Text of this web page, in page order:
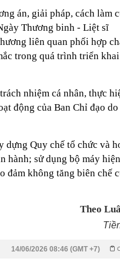
án, giải pháp, cách làm
Thương binh - Liệt sĩ
liên quan phối hợp
trong quá trình triển
nhiệm cá nhân, thực
động của Ban Chỉ đạo
dựng Quy chế tổ chức và
hành; sử dụng bộ máy
đảm không tăng biên chế
Theo
14/06/2026 08:46 (GMT +7)